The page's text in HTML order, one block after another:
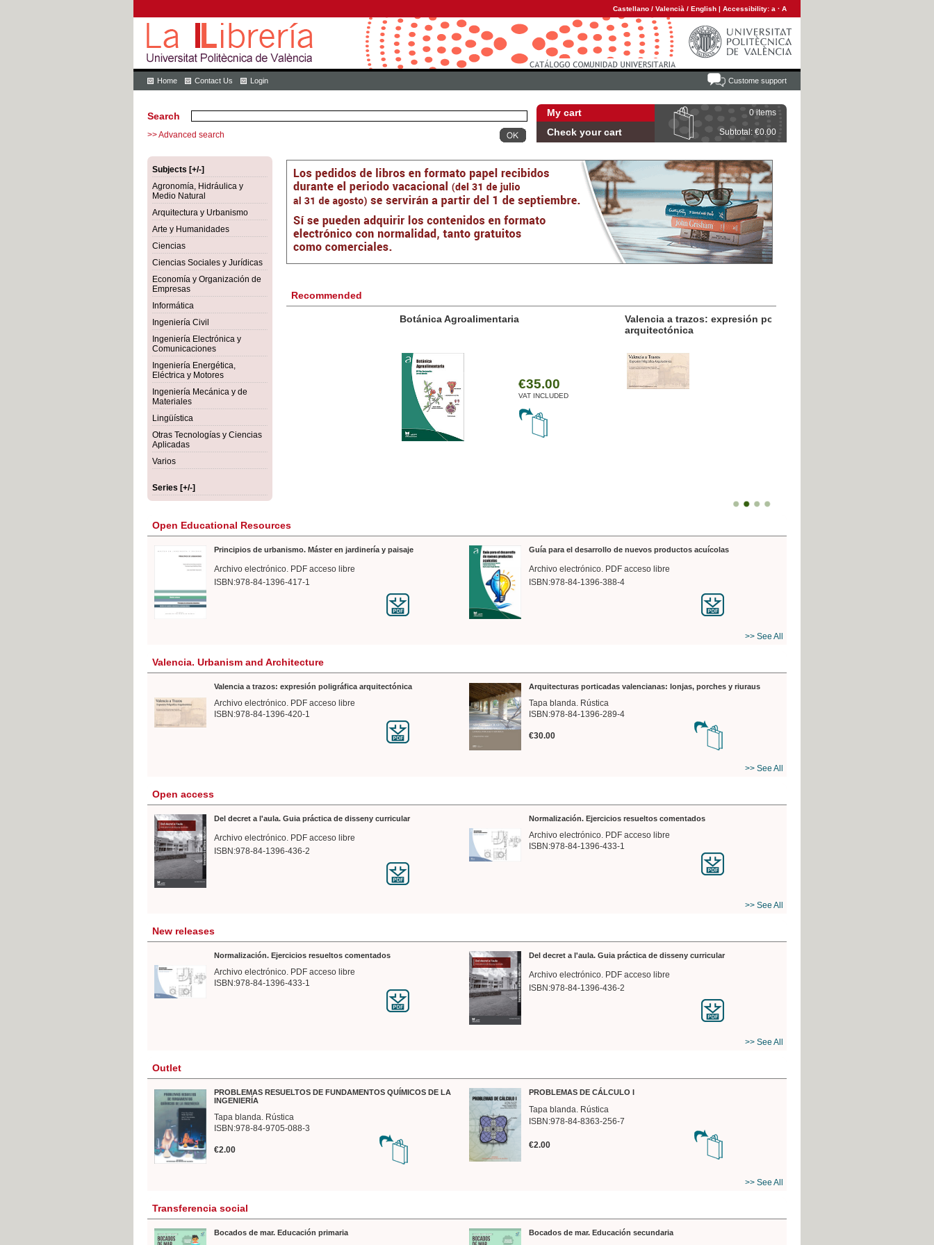
Castellano / Valencià / English | Accessibility: a · A
Custome support
Home Contact Us Login
My cart 0 items
Check your cart Subtotal: €0.00
Search
>> Advanced search
Subjects [+/-]
Agronomía, Hidráulica y
Medio Natural
Arquitectura y Urbanismo
Arte y Humanidades
Ciencias
Ciencias Sociales y Jurídicas
Economía y Organización de
Empresas
Informática
Ingeniería Civil
Ingeniería Electrónica y
Comunicaciones
Ingeniería Energética,
Eléctrica y Motores
Ingeniería Mecánica y de
Materiales
Lingüística
Otras Tecnologías y Ciencias
Aplicadas
Varios
Series [+/-]
Recommended
Botánica Agroalimentaria
€35.00
VAT INCLUDED
Valencia a trazos: expresión poligráfica
Open Educational Resources
Principios de urbanismo. Máster en jardinería y paisaje
Archivo electrónico. PDF acceso libre
ISBN:978-84-1396-417-1
Guía para el desarrollo de nuevos productos acuícolas
Archivo electrónico. PDF acceso libre
ISBN:978-84-1396-388-4
>> See All
Valencia. Urbanism and Architecture
Valencia a trazos: expresión poligráfica arquitectónica
Archivo electrónico. PDF acceso libre
ISBN:978-84-1396-420-1
Arquitecturas porticadas valencianas: lonjas, porches y riuraus
Tapa blanda. Rústica
ISBN:978-84-1396-289-4
€30.00
>> See All
Open access
Del decret a l'aula. Guia práctica de disseny curricular
Archivo electrónico. PDF acceso libre
ISBN:978-84-1396-436-2
Normalización. Ejercicios resueltos comentados
Archivo electrónico. PDF acceso libre
ISBN:978-84-1396-433-1
>> See All
New releases
Normalización. Ejercicios resueltos comentados
Archivo electrónico. PDF acceso libre
ISBN:978-84-1396-433-1
Del decret a l'aula. Guia práctica de disseny curricular
Archivo electrónico. PDF acceso libre
ISBN:978-84-1396-436-2
>> See All
Outlet
PROBLEMAS RESUELTOS DE FUNDAMENTOS QUÍMICOS DE LA
INGENIERÍA
Tapa blanda. Rústica
ISBN:978-84-9705-088-3
€2.00
PROBLEMAS DE CÁLCULO I
Tapa blanda. Rústica
ISBN:978-84-8363-256-7
€2.00
>> See All
Transferencia social
Bocados de mar. Educación primaria Bocados de mar. Educación secundaria